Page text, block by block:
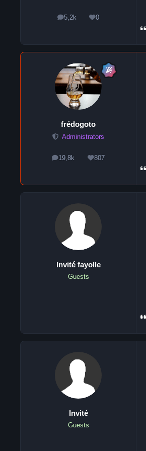
5,2k
messages0
Réputation
frédogoto
Administrators
19,8k
messages807
Réputation
Invité fayolle
Guests
Invité
Guests